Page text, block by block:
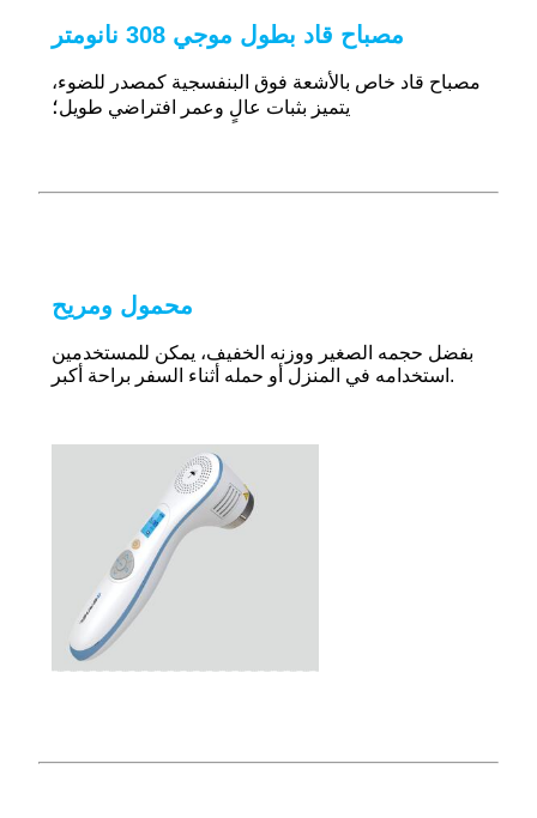
مصباح قاد بطول موجي 308 نانومتر
مصباح قاد خاص بالأشعة فوق البنفسجية كمصدر للضوء،
يتميز بثبات عالٍ وعمر افتراضي طويل؛
محمول ومريح
بفضل حجمه الصغير ووزنه الخفيف، يمكن للمستخدمين
استخدامه في المنزل أو حمله أثناء السفر براحة أكبر.